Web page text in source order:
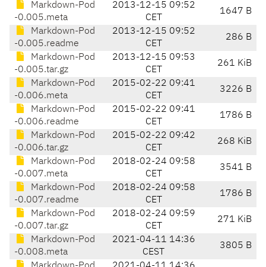
Markdown-Pod
-0.005.meta
2013-12-15 09:52
CET
1647 B
Markdown-Pod
-0.005.readme
2013-12-15 09:52
CET
286 B
Markdown-Pod
-0.005.tar.gz
2013-12-15 09:53
CET
261 KiB
Markdown-Pod
-0.006.meta
2015-02-22 09:41
CET
3226 B
Markdown-Pod
-0.006.readme
2015-02-22 09:41
CET
1786 B
Markdown-Pod
-0.006.tar.gz
2015-02-22 09:42
CET
268 KiB
Markdown-Pod
-0.007.meta
2018-02-24 09:58
CET
3541 B
Markdown-Pod
-0.007.readme
2018-02-24 09:58
CET
1786 B
Markdown-Pod
-0.007.tar.gz
2018-02-24 09:59
CET
271 KiB
Markdown-Pod
-0.008.meta
2021-04-11 14:36
CEST
3805 B